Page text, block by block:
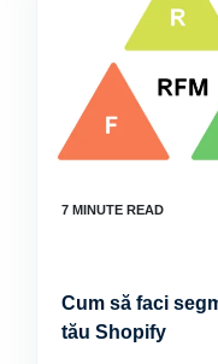
Cum să faci
tău Shopify